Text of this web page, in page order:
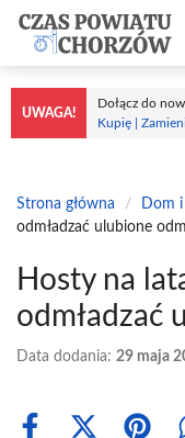
Przejdź
treści
UWAGA!
Dołącz do
Kupię |
Strona główna / Dom
odmładzać ulubione
Hosty na
odmładzać
Data dodania: 29 maja
Share
Share Share